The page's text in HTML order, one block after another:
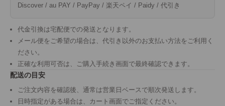
Discover / au PAY / PayPay / 楽天ペイ / Paidy / 代引き
代金引換は宅配便での発送となります。
メール便をご希望の場合は、代引き以外のお支払い方法をご利用く
ださい。
正確な利用可否は、ご購入手続き画面で最終確認できます。
配送の目安
ご注文内容を確認後、通常は営業日ベースで順次発送します。
日時指定がある場合は、カート画面でご指定ください。